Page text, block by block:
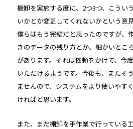
棚卸を実施する度に、2つ3つ、こうい
いかとか変更してくれないかという意
僕らはもう完璧だと思ったのですが、
きのデータの残り方とか、細かいとこ
があります。それは依頼をかけて、今
いただけるようです。今後も、またそ
ませんので、システムをより使いやす
ければと思います。
また、まだ棚卸を手作業で行っている